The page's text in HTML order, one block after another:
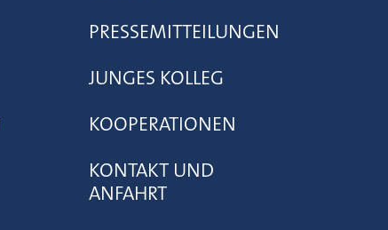
PRESSEMITTEILUNGEN
JUNGES KOLLEG
KOOPERATIONEN
KONTAKT UND
ANFAHRT